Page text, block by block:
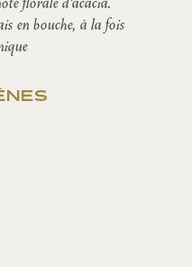
florale d’acacia.
en bouche, à la fois